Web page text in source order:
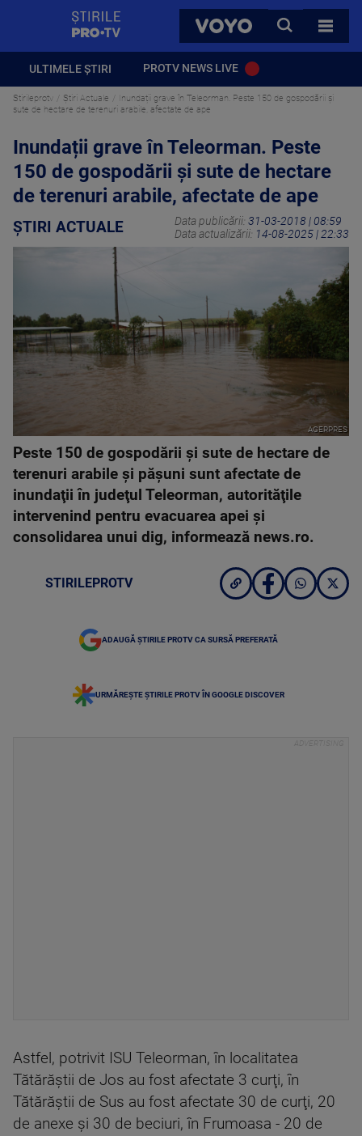
VOYO
CAUTA
TOATE
ULTIMELE ȘTIRI PROTV NEWS LIVE
Stirileprotv Știri Actuale
Inundații grave în Teleorman. Peste 150 de gospodării şi
sute de hectare de terenuri arabile, afectate de ape
Inundații grave în Teleorman. Peste
150 de gospodării şi sute de hectare
de terenuri arabile, afectate de ape
ȘTIRI ACTUALE Data publicării: 31-03-2018 | 08:59
Data actualizării: 14-08-2025 | 22:33
AGERPRES
Peste 150 de gospodării şi sute de hectare de
terenuri arabile şi păşuni sunt afectate de
inundaţii în judeţul Teleorman, autorităţile
intervenind pentru evacuarea apei şi
consolidarea unui dig, informează news.ro.
STIRILEPROTV
ADAUGĂ ȘTIRILE PROTV CA SURSĂ PREFERATĂ
URMĂREȘTE ȘTIRILE PROTV ÎN GOOGLE DISCOVER
Astfel, potrivit ISU Teleorman, în localitatea
Tătărăştii de Jos au fost afectate 3 curţi, în
Tătărăştii de Sus au fost afectate 30 de curţi, 20
de anexe şi 30 de beciuri, în Frumoasa - 20 de